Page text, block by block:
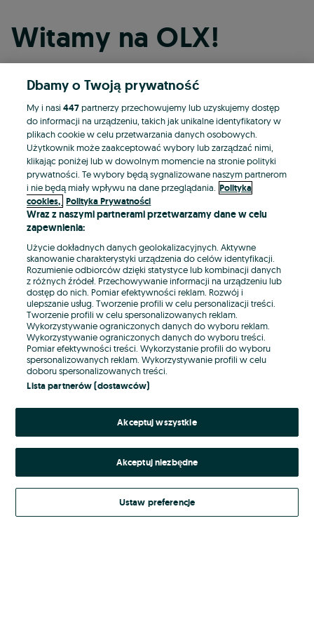
Witamy na OLX!
Kontynuuj przez Facebooka
Kontynuuj przez konto Apple
Kontynuuj przez konto Google
LUB
E-mail
Hasło
Nie pamiętasz hasła?
Zaloguj się
Kontynuując za pośrednictwem jednego z dostawców wskazanych powyżej,
Regulamin serwisuOLX.pl w jego aktualnym brzmieniu.
Dbamy o Twoją prywatność
My i nasi447partnerzy przechowujemy lub uzyskujemy dostęp
do informacji na urządzeniu, takich jak unikalne identyfikatory w
plikach cookie w celu przetwarzania danych osobowych.
Użytkownik może zaakceptować wybory lub zarządzać nimi,
klikając poniżej lub w dowolnym momencie na stronie polityki
prywatności. Te wybory będą sygnalizowane naszym partnerom
i nie będą miały wpływu na dane przeglądania. Polityka
cookies, Polityka Prywatności
Wraz z naszymi partnerami przetwarzamy dane w celu
zapewnienia:
Użycie dokładnych danych geolokalizacyjnych. Aktywne
skanowanie charakterystyki urządzenia do celów identyfikacji.
Rozumienie odbiorców dzięki statystyce lub kombinacji danych
z różnych źródeł. Przechowywanie informacji na urządzeniu lub
dostęp do nich. Pomiar efektywności reklam. Rozwój i
ulepszanie usług. Tworzenie profili w celu personalizacji treści.
Tworzenie profili w celu spersonalizowanych reklam.
Wykorzystywanie ograniczonych danych do wyboru reklam.
Wykorzystywanie ograniczonych danych do wyboru treści.
Pomiar efektywności treści. Wykorzystanie profili do wyboru
spersonalizowanych reklam. Wykorzystywanie profili w celu
doboru spersonalizowanych treści.
Lista partnerów (dostawców)
Akceptuj wszystkie
Akceptuj niezbędne
Ustaw preferencje